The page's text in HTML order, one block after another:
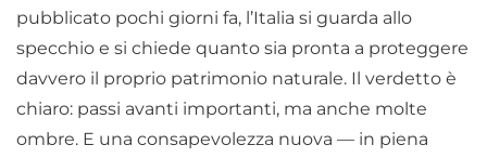
pubblicato pochi giorni fa, l’Italia si guarda allo
specchio e si chiede quanto sia pronta a proteggere
davvero il proprio patrimonio naturale. Il verdetto è
chiaro: passi avanti importanti, ma anche molte
ombre. E una consapevolezza nuova — in piena